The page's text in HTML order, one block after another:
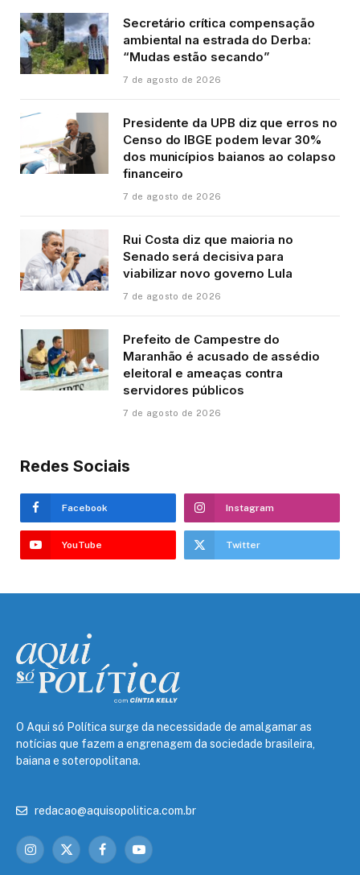
Secretário crítica compensação
ambiental na estrada do Derba:
“Mudas estão secando”
7 de agosto de 2026
Presidente da UPB diz que erros no
Censo do IBGE podem levar 30%
dos municípios baianos ao colapso
financeiro
7 de agosto de 2026
Rui Costa diz que maioria no
Senado será decisiva para
viabilizar novo governo Lula
7 de agosto de 2026
Prefeito de Campestre do
Maranhão é acusado de assédio
eleitoral e ameaças contra
servidores públicos
7 de agosto de 2026
Redes Sociais
Facebook Instagram
YouTube Twitter
O Aqui só Política surge da necessidade de amalgamar as
notícias que fazem a engrenagem da sociedade brasileira,
baiana e soteropolitana.
redacao@aquisopolitica.com.br
Instagram
X
FacebookYouTube